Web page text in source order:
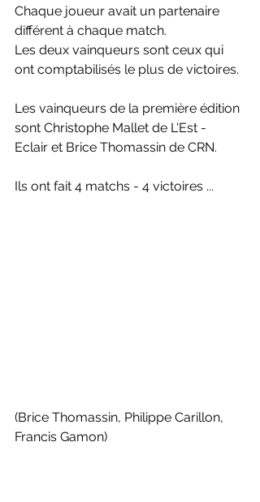
Chaque joueur avait un partenaire
différent à chaque match.
Les deux vainqueurs sont ceux qui
ont comptabilisés le plus de victoires.
Les vainqueurs de la première édition
sont Christophe Mallet de L'Est -
Eclair et Brice Thomassin de CRN.
Ils ont fait 4 matchs - 4 victoires ...
(Brice Thomassin, Philippe Carillon,
Francis Gamon)